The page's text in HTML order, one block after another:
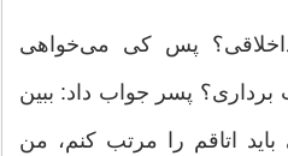
پس کی می‌خواهی
برداری؟ پسر جواب داد: ببین
اتاقم را مرتب کنم، من